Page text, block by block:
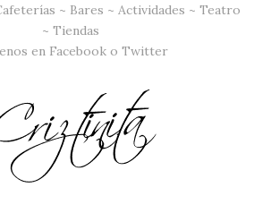
~ Bares ~ Actividades ~ Teatro
~ Tiendas
en Facebook o Twitter